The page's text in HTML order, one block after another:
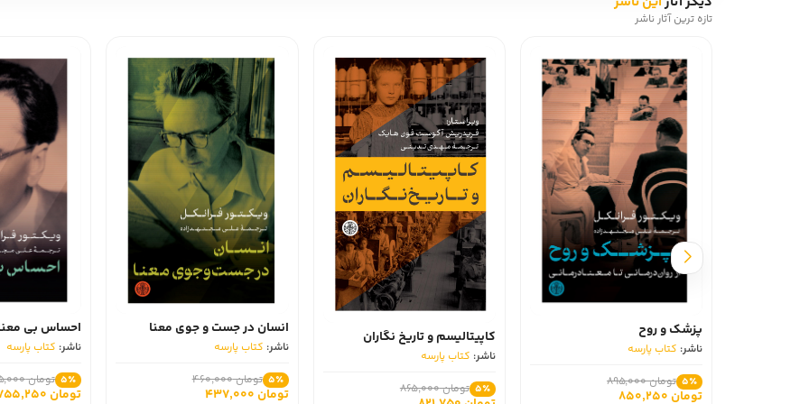
می‌وزد. لیوبا پیوسته تب داشت، سرفه و آبریزش بینی؛ دارد دندان درمی‌آورد؛ الان حالش بهتر است، اما دندان‌هایش آزارش می‌دهند.
باید کاری کرد! بهم می‌گویند که تشنج خفیف بود، اما تمام تنم درد می‌کند و سر درد دارم.
درباره نویسنده کتاب « دفتر یادداشت های داستایفسکی: شیاطین »
وارد دانشگاه مهندسی نظامی سن پترزبورگ شد. پس از تحصیلاتش به ترجمه مشغول شد و کتاب «اوژنی» نوشته بالزاک را ترجمه کرد.
نوشتن رمان «بیچارگان» او با نویسندگان معترض سن پترزبورگ همراه شد. پس از آن آثار دیگری نظیر «همزاد»، «آقای پروخارچین» و
سالهای روسیه، جاسوسانی در بین روشنفکران نفوذ کرده بودند که سبب شد داستایفسکی را به جرم براندازی حکومت روانه زندان
و خدمت سربازی صادر شده بود. اما حکومت تزار روس، برای رعب و وحشت بیشتر او و بعضی زندانیان را در مراسمی مقابل جوخه آتش
تأثیرگذارترین لحظه‌ها در زندگی‌اش دانسته است. از آثار شناخته شده داستایفسکی نویسنده نامدار روسی می‌توان کتاب «جنایت و
«ابله» را نام برد.
درباره ترجمه فارسی کتاب « دفتر یادداشت های داستایفسکی: شیاطین »
کتاب «دفتر یادداشت‌های شیاطین» توسط میلاد میناکار به فارسی برگردانده شده است. بنگاه ترجمه و نشر کتاب پارسه کتاب را برای
رتبه کتاب « دفتر یادداشت های داستایفسکی: شیاطین » در گودریدز: 4 از 5
تازه ترین آثار ناشر
پزشک و روح
ناشر:کتاب پارسه
5٪ تومان 895,000
تومان 850,250
کاپیتالیسم و تاریخ نگاران
ناشر:کتاب پارسه
5٪ تومان 865,000
انسان در جست و جوی معنا
ناشر:کتاب پارسه
5٪ تومان 460,000
تومان 437,000
احساس بی
ناشر:کتاب پارسه
5٪ تومان 795,000
تومان 755,250